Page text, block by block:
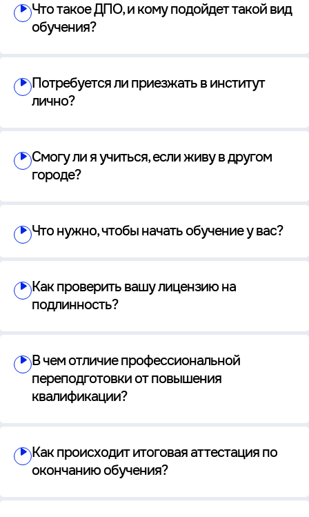
Что такое ДПО, и кому подойдет такой вид
обучения?
Потребуется ли приезжать в институт
лично?
Смогу ли я учиться, если живу в другом
городе?
Что нужно, чтобы начать обучение у вас?
Как проверить вашу лицензию на
подлинность?
В чем отличие профессиональной
переподготовки от повышения
квалификации?
Как происходит итоговая аттестация по
окончанию обучения?